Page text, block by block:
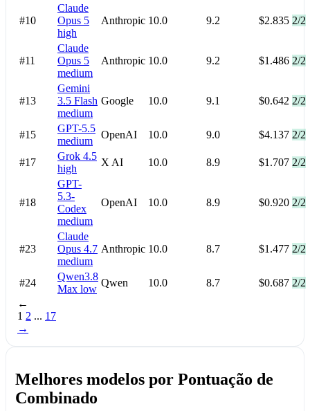
#10
Claude
Opus 5
high
Anthropic 10.0 9.2 $2.835 2/2
#11
Claude
Opus 5
medium
Anthropic 10.0 9.2 $1.486 2/2
#13
Gemini
3.5 Flash
medium
Google 10.0 9.1 $0.642 2/2
#15
GPT-5.5
medium
OpenAI 10.0 9.0 $4.137 2/2
#17
Grok 4.5
high
X AI 10.0 8.9 $1.707 2/2
#18
GPT-
5.3-
Codex
medium
OpenAI 10.0 8.9 $0.920 2/2
#23
Claude
Opus 4.7
medium
Anthropic 10.0 8.7 $1.477 2/2
#24
Qwen3.8
Max low
Qwen 10.0 8.7 $0.687 2/2
←
1 2 ... 17
→
Melhores modelos por Pontuação de
Combinado